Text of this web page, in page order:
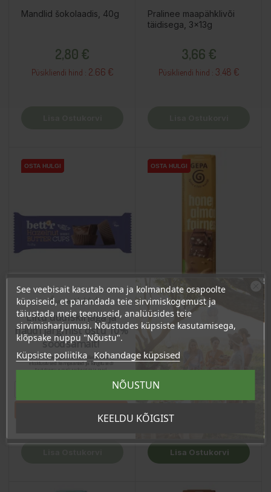
Mandlid šokolaadis, 40g
2,80 €
Püsikliendi hind : 2.66 €
Pralinee maapähklivõi
täidisega, 3x13g
3,66 €
Püsikliendi hind : 3.48 €
OSTA HULGI
OSTA HULGI
OSTA HULGI
Pralinee metspähklivõi
täidisega, 3x13g
OSTA HULGI
OSTA HULGI
OSTA HULGI
meemandlitega, 45g
Lisa Ostukorvi
See veebisait kasutab oma ja kolmandate osapoolte
küpsiseid, et parandada teie sirvimiskogemust ja
täiustada meie teenuseid, analüüsides teie
sirvimisharjumusi. Nõustudes küpsiste kasutamisega,
klõpsake nuppu "Nõustu".
Küpsiste poliitika Kohandage küpsised
KEELDU KÕIGIST
NÕUSTUN
Ära veel lahku!
Liitu uudiskirjaga ja
naudi järgmist ostu 10%
soodsamalt!
Sind ootavad spetsiaalsed allahindlused,
eksklusiivsed kampaaniad ja kingitused!
Registreeru e-maili aadressiga ja saad